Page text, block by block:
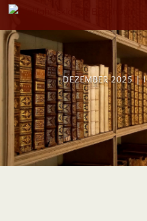
DEZEMBER 2025 | I